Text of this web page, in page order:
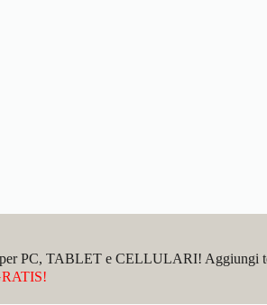
PC, TABLET e CELLULARI! Aggiungi